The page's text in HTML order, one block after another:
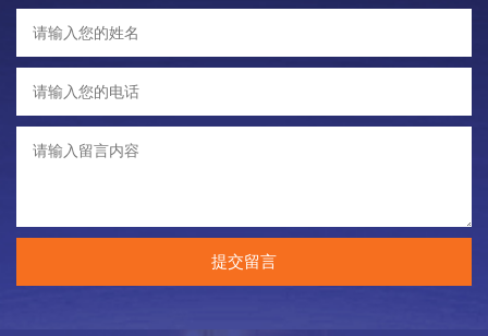
提交留言